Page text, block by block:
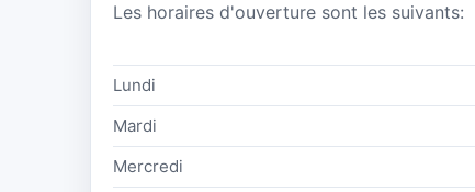
Les horaires d'ouverture sont les suivants:
Lundi
Mardi
Mercredi